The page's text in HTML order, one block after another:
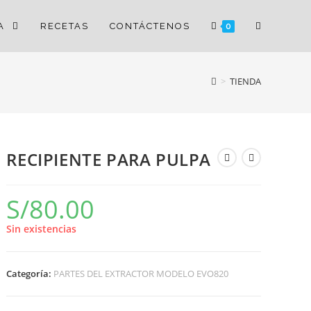
RECETAS CONTÁCTENOS 0
> TIENDA
RECIPIENTE PARA PULPA
S/80.00
Sin existencias
Categoría: PARTES DEL EXTRACTOR MODELO EVO820